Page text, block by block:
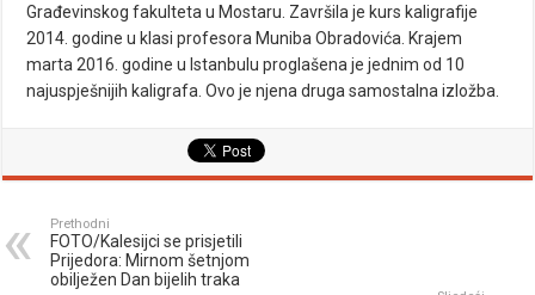
Građevinskog fakulteta u Mostaru. Završila je kurs kaligrafije
2014. godine u klasi profesora Muniba Obradovića. Krajem
marta 2016. godine u Istanbulu proglašena je jednim od 10
najuspješnijih kaligrafa. Ovo je njena druga samostalna izložba.
Prethodni
FOTO/Kalesijci se prisjetili
Prijedora: Mirnom šetnjom
obilježen Dan bijelih traka